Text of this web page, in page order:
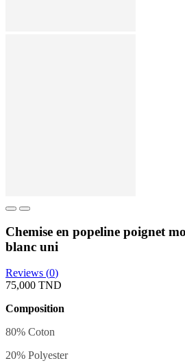
Chemise en popeline poignet
blanc uni
Reviews (0)
75,000 TND
Composition
80% Coton
20% Polyester